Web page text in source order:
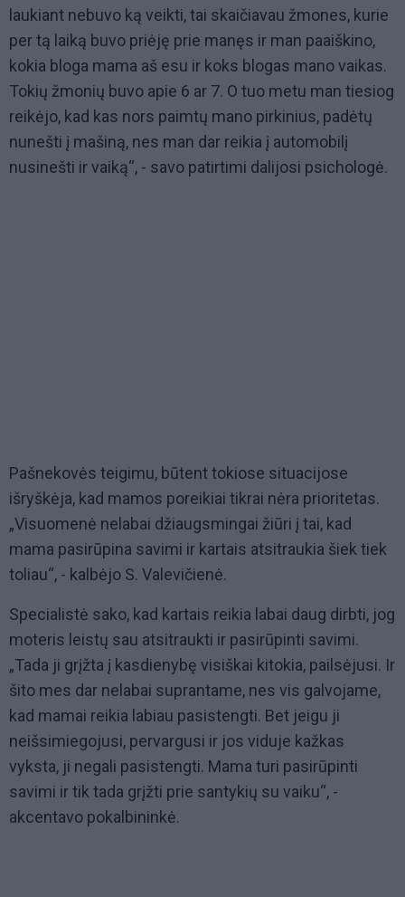
laukiant nebuvo ką veikti, tai skaičiavau žmones, kurie
per tą laiką buvo priėję prie manęs ir man paaiškino,
kokia bloga mama aš esu ir koks blogas mano vaikas.
Tokių žmonių buvo apie 6 ar 7. O tuo metu man tiesiog
reikėjo, kad kas nors paimtų mano pirkinius, padėtų
nunešti į mašiną, nes man dar reikia į automobilį
nusinešti ir vaiką“, - savo patirtimi dalijosi psichologė.
Pašnekovės teigimu, būtent tokiose situacijose
išryškėja, kad mamos poreikiai tikrai nėra prioritetas.
„Visuomenė nelabai džiaugsmingai žiūri į tai, kad
mama pasirūpina savimi ir kartais atsitraukia šiek tiek
toliau“, - kalbėjo S. Valevičienė.
Specialistė sako, kad kartais reikia labai daug dirbti, jog
moteris leistų sau atsitraukti ir pasirūpinti savimi.
„Tada ji grįžta į kasdienybę visiškai kitokia, pailsėjusi. Ir
šito mes dar nelabai suprantame, nes vis galvojame,
kad mamai reikia labiau pasistengti. Bet jeigu ji
neišsimiegojusi, pervargusi ir jos viduje kažkas
vyksta, ji negali pasistengti. Mama turi pasirūpinti
savimi ir tik tada grįžti prie santykių su vaiku“, -
akcentavo pokalbininkė.